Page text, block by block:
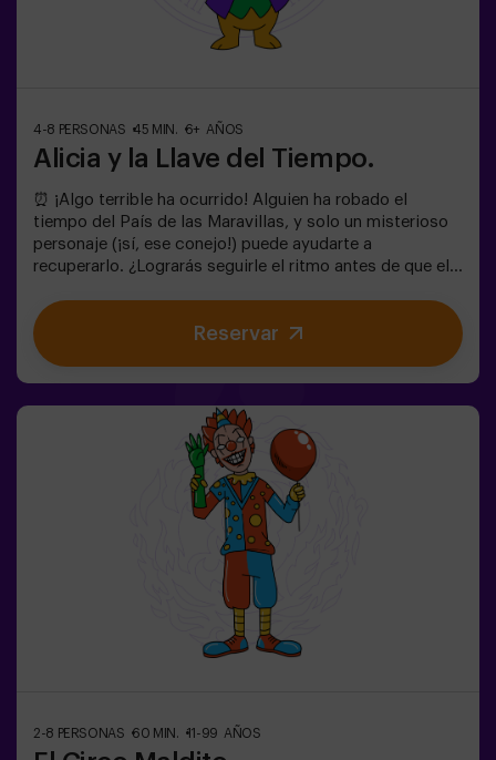
4-8 PERSONAS 45 MIN. 6+ AÑOS
Alicia y la Llave del Tiempo.
⏰ ¡Algo terrible ha ocurrido! Alguien ha robado el
tiempo del País de las Maravillas, y solo un misterioso
personaje (¡sí, ese conejo!) puede ayudarte a
recuperarlo. ¿Lograrás seguirle el ritmo antes de que el
room mágico y familiar, vivirás una aventura donde:✔
Resolverás enigmas divertidos (¡como los del
Sombrerero Loco!).✔ Explorarás el Jardín Secreto de la
emocionante?✅ Ideal para niños | familias | cumpleaños
infantiles🎂 Además del juego, puedes reservar nuestra
sala de meriendas.👩‍🏫 Monitor incluido únicamente
con el pack de cumpleaños.👧 Edad: +6 años (dificultad
baja, perfecto para pequeños aventureros).⚠️ Aviso:
Pasos estrechos en algunas zonas.
Reservar
2-8 PERSONAS 60 MIN. 11-99 AÑOS